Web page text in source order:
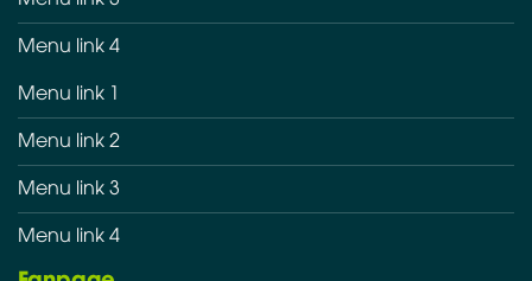
Menu link 4
Menu link 1
Menu link 2
Menu link 3
Menu link 4